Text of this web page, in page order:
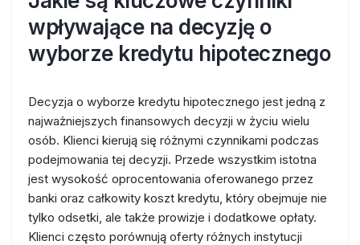
wpływające na decyzję o
wyborze kredytu hipotecznego
Decyzja o wyborze kredytu hipotecznego jest jedną z
najważniejszych finansowych decyzji w życiu wielu
osób. Klienci kierują się różnymi czynnikami podczas
podejmowania tej decyzji. Przede wszystkim istotna
jest wysokość oprocentowania oferowanego przez
banki oraz całkowity koszt kredytu, który obejmuje nie
tylko odsetki, ale także prowizje i dodatkowe opłaty.
Klienci często porównują oferty różnych instytucji